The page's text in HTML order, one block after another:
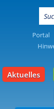
Portal
Aktuelles